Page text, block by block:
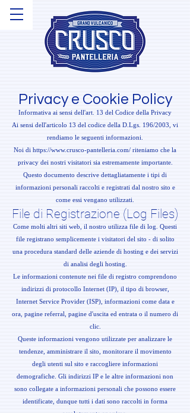
Privacy e Cookie Policy
Informativa ai sensi dell'art. 13 del Codice della Privacy
Ai sensi dell'articolo 13 del codice della D.Lgs. 196/2003, vi
rendiamo le seguenti informazioni.
Noi dihttps://www.crusco-pantelleria.com/riteniamo che la
privacy dei nostri visitatori sia estremamente importante.
Questo documento descrive dettagliatamente i tipi di
informazioni personali raccolti e registrati dal nostro sito e
come essi vengano utilizzati.
File di Registrazione (Log Files)
Come molti altri siti web, il nostro utilizza file di log. Questi
file registrano semplicemente i visitatori del sito - di solito
una procedura standard delle aziende di hosting e dei servizi
di analisi degli hosting.
Le informazioni contenute nei file di registro comprendono
indirizzi di protocollo Internet (IP), il tipo di browser,
Internet Service Provider (ISP), informazioni come data e
ora, pagine referral, pagine d'uscita ed entrata o il numero di
clic.
Queste informazioni vengono utilizzate per analizzare le
tendenze, amministrare il sito, monitorare il movimento
degli utenti sul sito e raccogliere informazioni
demografiche. Gli indirizzi IP e le altre informazioni non
sono collegate a informazioni personali che possono essere
identificate, dunque tutti i dati sono raccolti in forma